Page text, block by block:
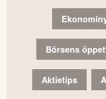
Börsens
Aktietips